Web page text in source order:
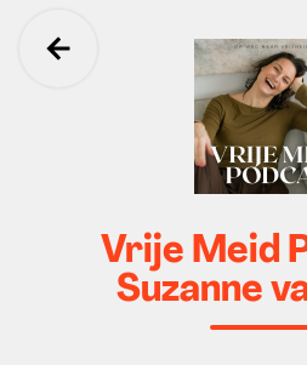
Ga terug
Vrije Meid
Suzanne